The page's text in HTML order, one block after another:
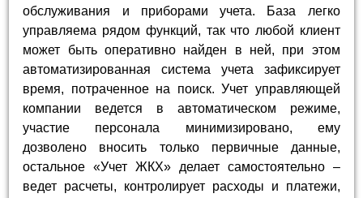
обслуживания и приборами учета. База легко
управляема рядом функций, так что любой клиент
может быть оперативно найден в ней, при этом
автоматизированная система учета зафиксирует
время, потраченное на поиск. Учет управляющей
компании ведется в автоматическом режиме,
участие персонала минимизировано, ему
дозволено вносить только первичные данные,
остальное «Учет ЖКХ» делает самостоятельно –
ведет расчеты, контролирует расходы и платежи,